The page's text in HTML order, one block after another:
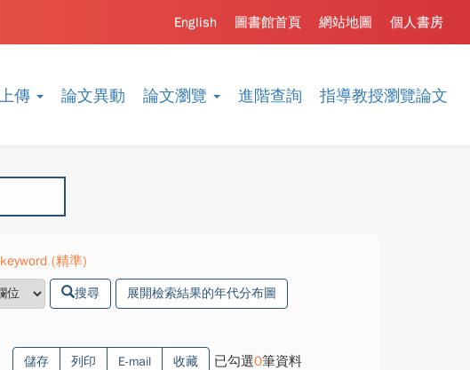
傳 論文異動 論文瀏覽 進階查詢 指導教授瀏覽論文
個人書房
網站地圖
圖書館首頁
English
(精準)
搜尋 展開檢索結果的年代分布圖
儲存 列印 E-mail 收藏 已勾選0筆資料